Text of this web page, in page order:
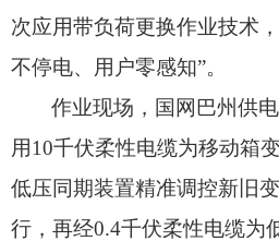
次应用带负荷更换作业技术，
不停电、 用户零感知”。
作业现场， 国网巴州供
用10千伏柔性电缆为移动箱
低压同期装置精准调控新旧变
行， 再经0.4千伏柔性电缆为